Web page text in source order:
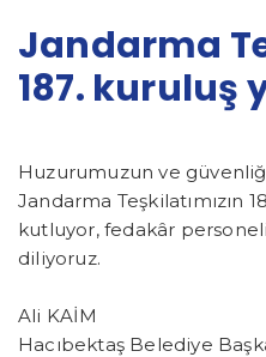
Jandarma
187. kuruluş
Huzurumuzun ve
Jandarma Teşkilatımızın
kutluyor, fedakâr
diliyoruz.
Ali KAİM
Hacıbektaş Belediye